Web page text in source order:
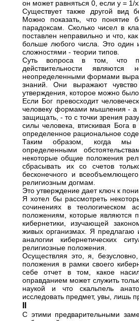
он может равняться 0, если у = 1/
Существует также другой вид
Можно показать, что понятие
парадоксам. Сколько чисел в
поставлен неправильно и что,
больше любого числа. Это один
сложностями - теории типов.
Суть вопроса в том, что
действительности
неопределенными формами
знаний. Они выражают
утверждения, которое можно
Если Бог превосходит
человеку формами мышления - а
защищать, - то с точки зрения
силы человека, втискивая Бога
определенное рациональное
Таким образом, когда мы
определенными
некоторые общие положения
сбрасывать их со счетов
бесконечного и
религиозным догмам.
Это утверждение дает ключ к
Я хотел бы рассмотреть
сочинениях в теологическом
положениям, которые являются
кибернетики, изучающей
живых организмах. Я предлагаю
аналогии кибернетических
религиозные положения.
Осуществляя это, я,
положения в рамки своего
себе отчет в том, какое
оправданием может служить
наукой и что скальпель
исследовать предмет, увы, лишь
II
С этими предварительными